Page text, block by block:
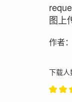
图上
作者：
下载